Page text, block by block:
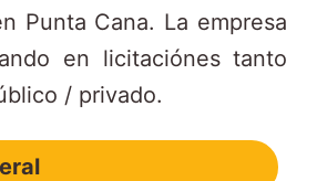
Punta Cana. La empresa
en licitaciónes tanto
/ privado.